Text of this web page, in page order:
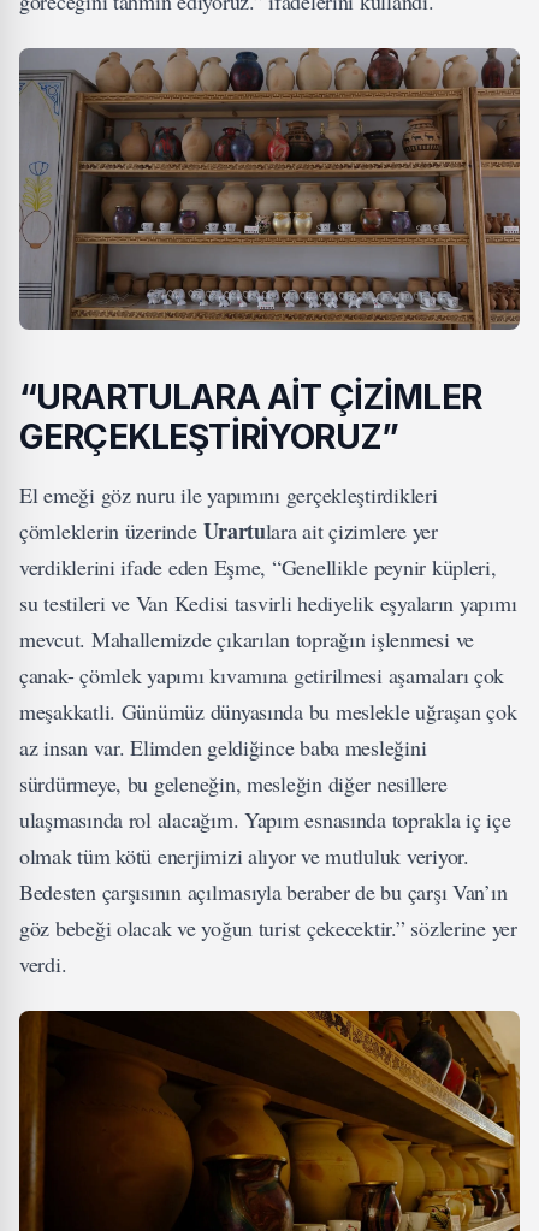
“URARTULARA AİT ÇİZİMLER
GERÇEKLEŞTİRİYORUZ”
El emeği göz nuru ile yapımını gerçekleştirdikleri
çömleklerin üzerindeUrartulara ait çizimlere yer
verdiklerini ifade eden Eşme, “Genellikle peynir küpleri,
su testileri ve Van Kedisi tasvirli hediyelik eşyaların yapımı
mevcut. Mahallemizde çıkarılan toprağın işlenmesi ve
çanak- çömlek yapımı kıvamına getirilmesi aşamaları çok
meşakkatli. Günümüz dünyasında bu meslekle uğraşan çok
az insan var. Elimden geldiğince baba mesleğini
sürdürmeye, bu geleneğin, mesleğin diğer nesillere
ulaşmasında rol alacağım. Yapım esnasında toprakla iç içe
olmak tüm kötü enerjimizi alıyor ve mutluluk veriyor.
Bedesten çarşısının açılmasıyla beraber de bu çarşı Van’ın
göz bebeği olacak ve yoğun turist çekecektir.” sözlerine yer
verdi.